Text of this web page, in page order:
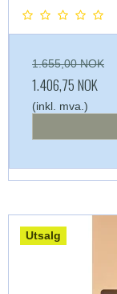
1.655,00 NOK
1.406,75 NOK
(inkl. mva.)
Utsalg